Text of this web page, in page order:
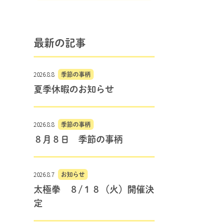
最新の記事
2026.8.8 季節の事柄
夏季休暇のお知らせ
2026.8.8 季節の事柄
８月８日 季節の事柄
2026.8.7 お知らせ
太極拳 ８/１８（火）開催決
定